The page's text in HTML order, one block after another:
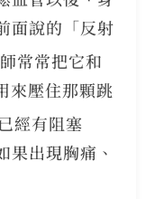
面說的「反射
常常把它和
壓住那顆跳
經有阻塞
果出現胸痛、